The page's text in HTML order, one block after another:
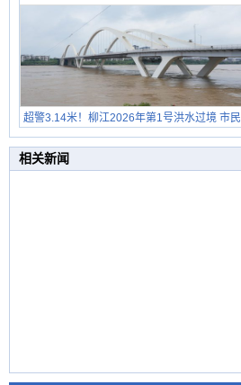
超警3.14米！柳江2026年第1号洪水过境 市民
在堤岸见证汛况
相关新闻